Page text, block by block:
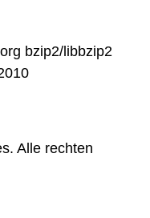
bzip2/libbzip2
Alle rechten